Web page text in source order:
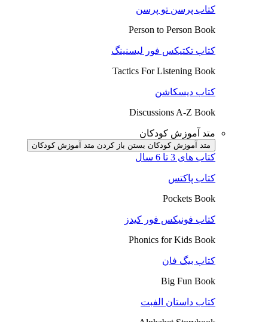
کتاب پرسن تو پرسن
Person to Person Book
کتاب تکتیکس فور لیسنینگ
Tactics For Listening Book
کتاب دیسکاشن
Discussions A-Z Book
متد آموزش کودکان
متد آموزش کودکان بستن باز کردن متد آموزش کودکان
کتاب های 3 تا 6 سال
کتاب پاکتس
Pockets Book
کتاب فونیکس فور کیدز
Phonics for Kids Book
کتاب بیگ فان
Big Fun Book
کتاب داستان الفبت